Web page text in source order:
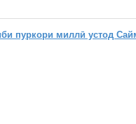
пуркори миллӣ устод